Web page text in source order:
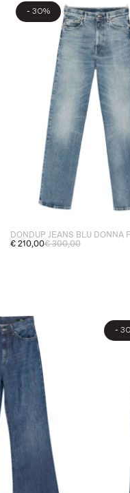
- 30%
DONDUP JEANS BLU DONNA
€ 210,00€ 300,00
-